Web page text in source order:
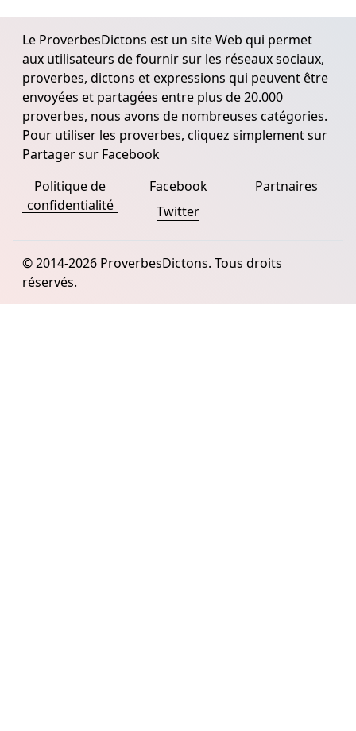
Le ProverbesDictons est un site Web qui permet
aux utilisateurs de fournir sur les réseaux sociaux,
proverbes, dictons et expressions qui peuvent être
envoyées et partagées entre plus de 20.000
proverbes, nous avons de nombreuses catégories.
Pour utiliser les proverbes, cliquez simplement sur
Partager sur Facebook
Politique de
confidentialité
Facebook
Twitter
Partnaires
© 2014-2026 ProverbesDictons. Tous droits
réservés.